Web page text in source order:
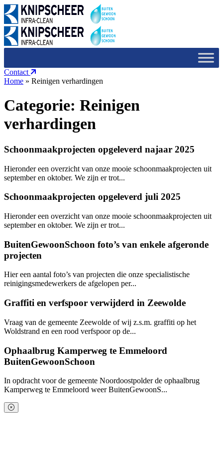
Contact
Home » Reinigen verhardingen
Categorie: Reinigen
verhardingen
Schoonmaakprojecten opgeleverd najaar 2025
Hieronder een overzicht van onze mooie schoonmaakprojecten uit
september en oktober. We zijn er trot...
Schoonmaakprojecten opgeleverd juli 2025
Hieronder een overzicht van onze mooie schoonmaakprojecten uit
september en oktober. We zijn er trot...
BuitenGewoonSchoon foto’s van enkele afgeronde
projecten
Hier een aantal foto’s van projecten die onze specialistische
reinigingsmedewerkers de afgelopen per...
Graffiti en verfspoor verwijderd in Zeewolde
Vraag van de gemeente Zeewolde of wij z.s.m. graffiti op het
Woldstrand en een rood verfspoor op de...
Ophaalbrug Kamperweg te Emmeloord
BuitenGewoonSchoon
In opdracht voor de gemeente Noordoostpolder de ophaalbrug
Kamperweg te Emmeloord weer BuitenGewoonS...